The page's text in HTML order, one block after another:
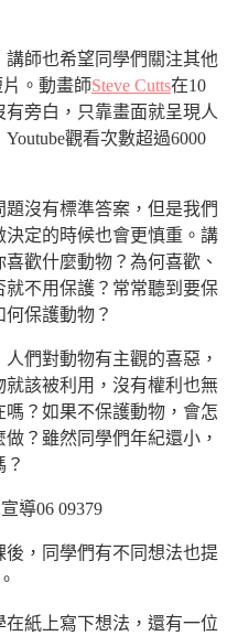
師也希望同學們關注其他
。動畫師Steve Cutts在10
旁白，只靠畫面就呈現人
觀看次數超過6000
沒有標準答案，但是我們
定的時候也會更慎重。講
歡什麼動物？為何喜歡、
不用保護？常常聽到要保
保護動物？
們對動物有主觀的喜惡，
該被利用，沒有權利也無
？如果不保護動物，會怎
？雖然同學們年紀還小，
，同學們有不同想法也提
紙上寫下想法，還有一位